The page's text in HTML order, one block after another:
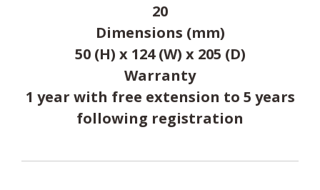
20
Dimensions (mm)
50 (H) x 124 (W) x 205 (D)
Warranty
1 year with free extension to 5 years
following registration